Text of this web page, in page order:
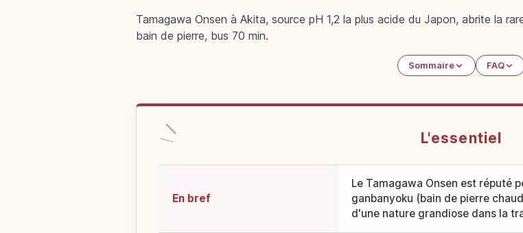
Tamagawa Onsen à Akita, source pH 1,2 la plus acide du Japon, abrite la
bain de pierre, bus 70 min.
Sommaire FAQ
L'essentiel
En bref
Le Tamagawa Onsen est réputé
ganbanyoku (bain de pierre
d'une nature grandiose dans la